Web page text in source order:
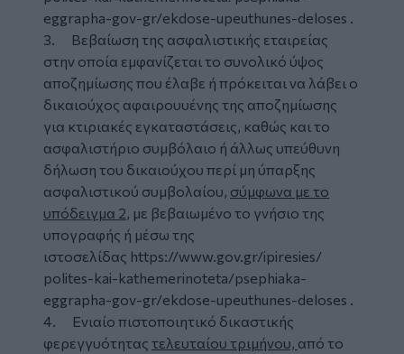
eggrapha-gov-gr/ekdose-upeuthunes-deloses .
3. Βεβαίωση της ασφαλιστικής εταιρείας
στην οποία εμφανίζεται το συνολικό ύψος
αποζημίωσης που έλαβε ή πρόκειται να λάβει ο
δικαιούχος αφαιρουυένης της αποζημίωσης
για κτιριακές εγκαταστάσεις, καθώς και το
ασφαλιστήριο συμβόλαιο ή άλλως υπεύθυνη
δήλωση του δικαιούχου περί μη ύπαρξης
ασφαλιστικού συμβολαίου, σύμφωνα με το
υπόδειγμα 2, με βεβαιωμένο το γνήσιο της
υπογραφής ή μέσω της
ιστοσελίδας https://www.gov.gr/ipiresies/
polites-kai-kathemerinoteta/psephiaka-
eggrapha-gov-gr/ekdose-upeuthunes-deloses .
4. Ενιαίο πιστοποιητικό δικαστικής
φερεγγυότητας τελευταίου τριμήνου, από το